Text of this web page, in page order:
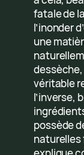
fatale de
l’inonder
une
véritable
l’inverse,
possède
naturelles